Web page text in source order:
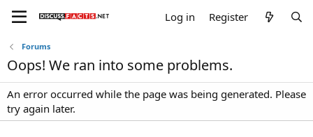
Log in Register
Forums
Oops! We ran into some problems.
An error occurred while the page was being generated. Please
try again later.